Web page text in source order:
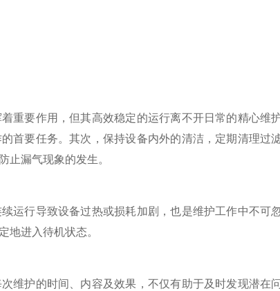
要作用，但其高效稳定的运行离不开日常的精心维
首要任务。其次，保持设备内外的清洁，定期清理过
止漏气现象的发生。
行导致设备过热或损耗加剧，也是维护工作中不可
地进入待机状态。
护的时间、内容及效果，不仅有助于及时发现潜在